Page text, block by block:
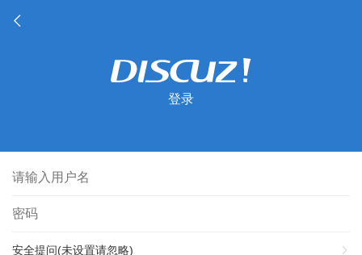
登录
安全提问(未设置请忽略)